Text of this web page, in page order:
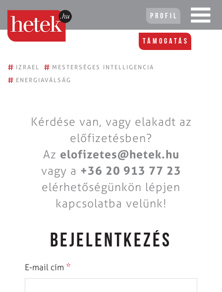
Profil
Támogatás
# IZRAEL # MESTERSÉGES INTELLIGENCIA
# ENERGIAVÁLSÁG
Kérdése van, vagy elakadt az
előfizetésben?
Az elofizetes@hetek.hu
vagy a +36 20 913 77 23
elérhetőségünkön lépjen
kapcsolatba velünk!
BEJELENTKEZÉS
E-mail cím *